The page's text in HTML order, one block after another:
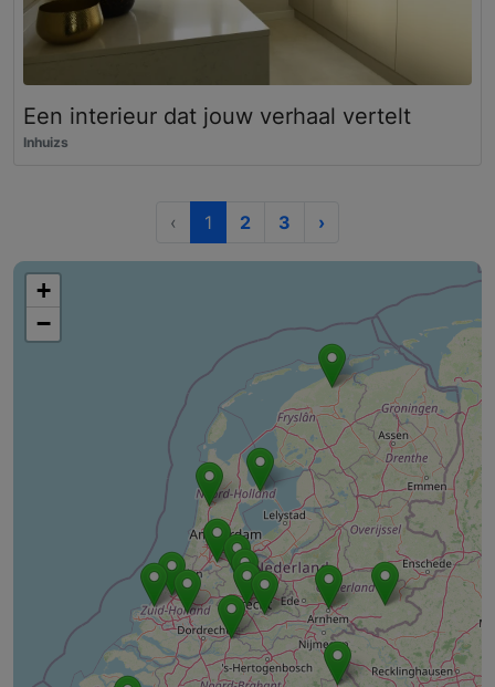
Een interieur dat jouw verhaal vertelt
Inhuizs
‹ 1 2 3 ›
+
−